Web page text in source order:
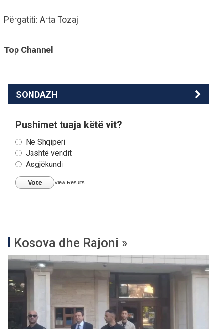
Përgatiti: Arta Tozaj
Top Channel
SONDAZH
Pushimet tuaja këtë vit?
Në Shqipëri
Jashtë vendit
Asgjëkundi
Vote View Results
Kosova dhe Rajoni »